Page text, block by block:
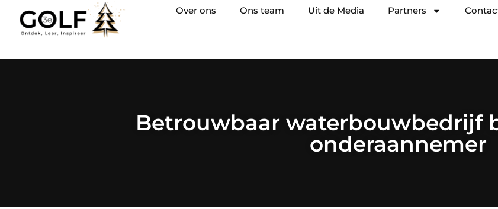
Over ons Ons team Uit de Media Partners
Betrouwbaar waterbouwbedrijf
onderaannemer